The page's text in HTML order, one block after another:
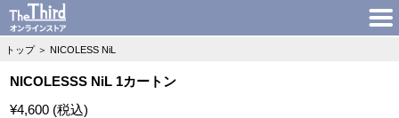
トップ ＞ NICOLESS NiL
NICOLESSS NiL 1カートン
¥4,600 (税込)